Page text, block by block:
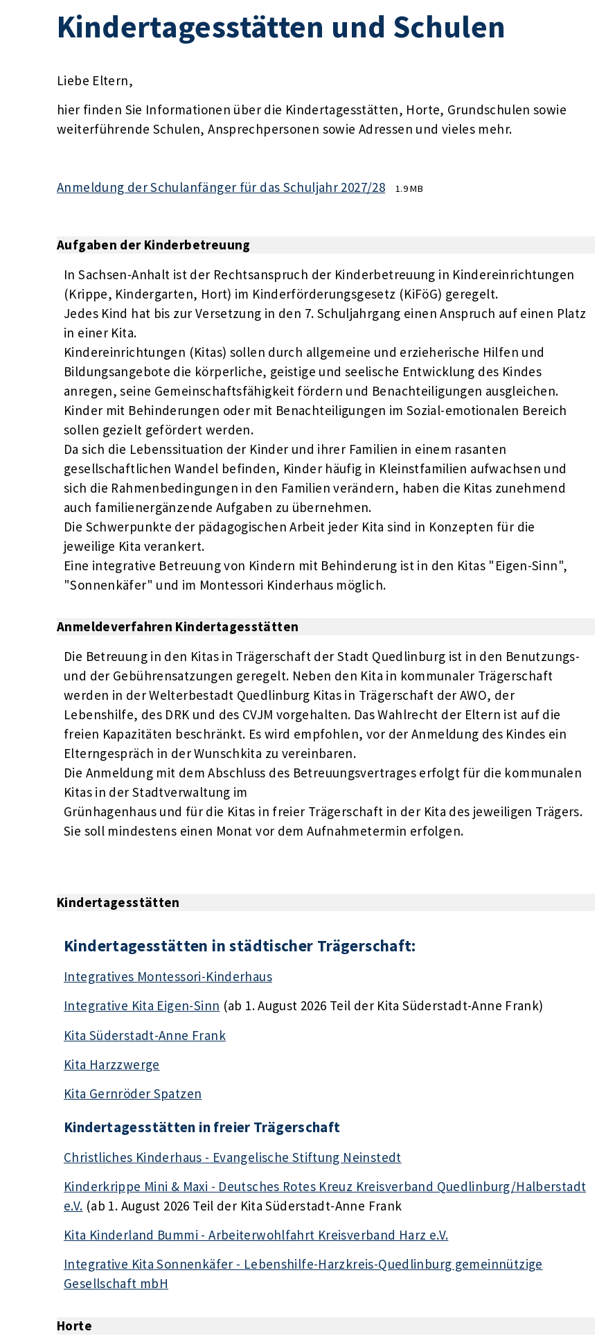
Kindertagesstätten und Schulen
Liebe Eltern,
hier finden Sie Informationen über die Kindertagesstätten, Horte, Grundschulen sowie
weiterführende Schulen, Ansprechpersonen sowie Adressen und vieles mehr.
Anmeldung der Schulanfänger für das Schuljahr 2027/28 1.9 MB
Aufgaben der Kinderbetreuung
In Sachsen-Anhalt ist der Rechtsanspruch der Kinderbetreuung in Kindereinrichtungen
(Krippe, Kindergarten, Hort) im Kinderförderungsgesetz (KiFöG) geregelt.
Jedes Kind hat bis zur Versetzung in den 7. Schuljahrgang einen Anspruch auf einen Platz
in einer Kita.
Kindereinrichtungen (Kitas) sollen durch allgemeine und erzieherische Hilfen und
Bildungsangebote die körperliche, geistige und seelische Entwicklung des Kindes
anregen, seine Gemeinschaftsfähigkeit fördern und Benachteiligungen ausgleichen.
Kinder mit Behinderungen oder mit Benachteiligungen im Sozial-emotionalen Bereich
sollen gezielt gefördert werden.
Da sich die Lebenssituation der Kinder und ihrer Familien in einem rasanten
gesellschaftlichen Wandel befinden, Kinder häufig in Kleinstfamilien aufwachsen und
sich die Rahmenbedingungen in den Familien verändern, haben die Kitas zunehmend
auch familienergänzende Aufgaben zu übernehmen.
Die Schwerpunkte der pädagogischen Arbeit jeder Kita sind in Konzepten für die
jeweilige Kita verankert.
Eine integrative Betreuung von Kindern mit Behinderung ist in den Kitas "Eigen-Sinn",
"Sonnenkäfer" und im Montessori Kinderhaus möglich.
Anmeldeverfahren Kindertagesstätten
Die Betreuung in den Kitas in Trägerschaft der Stadt Quedlinburg ist in den Benutzungs-
und der Gebührensatzungen geregelt. Neben den Kita in kommunaler Trägerschaft
werden in der Welterbestadt Quedlinburg Kitas in Trägerschaft der AWO, der
Lebenshilfe, des DRK und des CVJM vorgehalten. Das Wahlrecht der Eltern ist auf die
freien Kapazitäten beschränkt. Es wird empfohlen, vor der Anmeldung des Kindes ein
Elterngespräch in der Wunschkita zu vereinbaren.
Die Anmeldung mit dem Abschluss des Betreuungsvertrages erfolgt für die kommunalen
Kitas in der Stadtverwaltung im
Grünhagenhaus und für die Kitas in freier Trägerschaft in der Kita des jeweiligen Trägers.
Sie soll mindestens einen Monat vor dem Aufnahmetermin erfolgen.
Kindertagesstätten
Kindertagesstätten in städtischer Trägerschaft:
Integratives Montessori-Kinderhaus
Integrative Kita Eigen-Sinn (ab 1. August 2026 Teil der Kita Süderstadt-Anne Frank)
Kita Süderstadt-Anne Frank
Kita Harzzwerge
Kita Gernröder Spatzen
Kindertagesstätten in freier Trägerschaft
Christliches Kinderhaus - Evangelische Stiftung Neinstedt
Kinderkrippe Mini & Maxi - Deutsches Rotes Kreuz Kreisverband Quedlinburg/Halberstadt
e.V. (ab 1. August 2026 Teil der Kita Süderstadt-Anne Frank
Kita Kinderland Bummi - Arbeiterwohlfahrt Kreisverband Harz e.V.
Integrative Kita Sonnenkäfer - Lebenshilfe-Harzkreis-Quedlinburg gemeinnützige
Gesellschaft mbH
Horte